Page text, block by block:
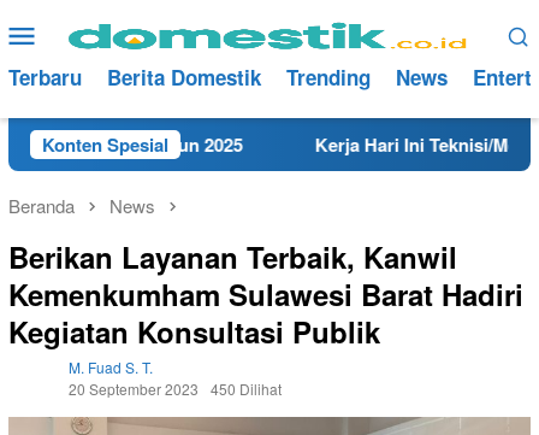
ke
konten
Menu
Mobile
Terbaru Berita Domestik Trending News
Konten Spesial
Tahun 2025 Kerja Hari Ini Teknisi/Mekanik
Beranda News
Berikan Layanan Terbaik, Kanwil
Kemenkumham Sulawesi Barat Hadiri
Kegiatan Konsultasi Publik
M. Fuad S. T.
20 September 2023
450 Dilihat